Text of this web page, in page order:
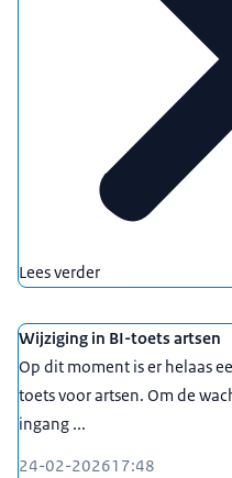
Lees verder
Wijziging in BI-toets artsen
Op dit moment is er helaas
toets voor artsen. Om de
ingang ...
24-02-202617:48